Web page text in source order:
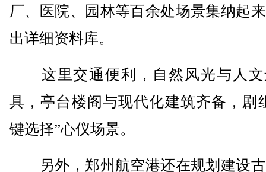
厂、医院、园林等百余处场景集纳起
出详细资料库。
这里交通便利，自然风光与人文
具，亭台楼阁与现代化建筑齐备，剧
键选择”心仪场景。
另外，郑州航空港还在规划建设